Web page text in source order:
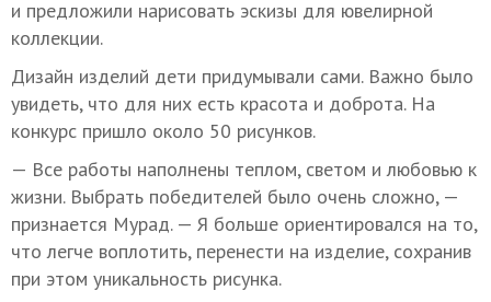
и предложили нарисовать эскизы для ювелирной
коллекции.
Дизайн изделий дети придумывали сами. Важно было
увидеть, что для них есть красота и доброта. На
конкурс пришло около 50 рисунков.
— Все работы наполнены теплом, светом и любовью к
жизни. Выбрать победителей было очень сложно, —
признается Мурад. — Я больше ориентировался на то,
что легче воплотить, перенести на изделие, сохранив
при этом уникальность рисунка.